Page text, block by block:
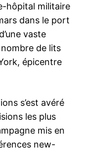
hôpital militaire
dans le port
vaste
de lits
épicentre
s’est avéré
les plus
mis en
new-